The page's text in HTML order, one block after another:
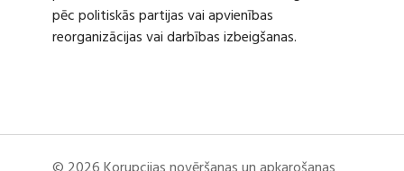
pēc politiskās partijas vai apvienības
reorganizācijas vai darbības izbeigšanas.